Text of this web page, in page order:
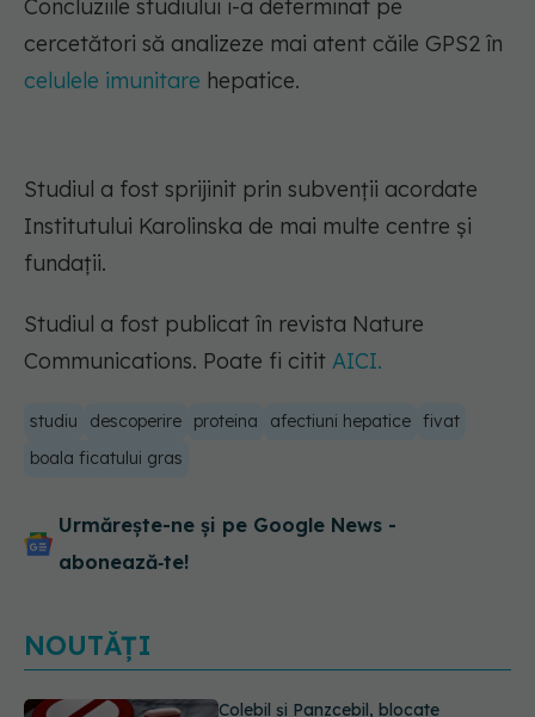
Concluziile studiului i-a determinat pe
cercetători să analizeze mai atent căile GPS2 în
celulele imunitare hepatice.
Studiul a fost sprijinit prin subvenții acordate
Institutului Karolinska de mai multe centre și
fundații.
Studiul a fost publicat în revista Nature
Communications. Poate fi citit AICI.
studiu descoperire proteina afectiuni hepatice fivat
boala ficatului gras
Urmărește-ne și pe Google News -
abonează‑te!
NOUTĂȚI